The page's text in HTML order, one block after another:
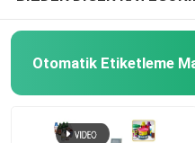
Otomatik Etiketleme